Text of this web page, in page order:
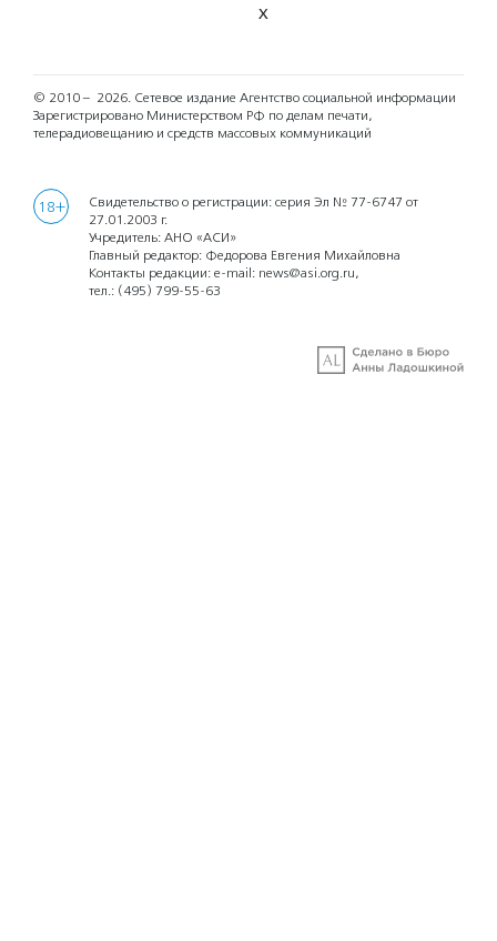
X
© 2010 – 2026. Сетевое издание Агентство социальной информации
Зарегистрировано Министерством РФ по делам печати,
телерадиовещанию и средств массовых коммуникаций
18+
Свидетельство о регистрации: серия Эл № 77-6747 от
27.01.2003 г.
Учредитель: АНО «АСИ»
Главный редактор: Федорова Евгения Михайловна
Контакты редакции: e-mail: news@asi.org.ru,
тел.: (495) 799-55-63